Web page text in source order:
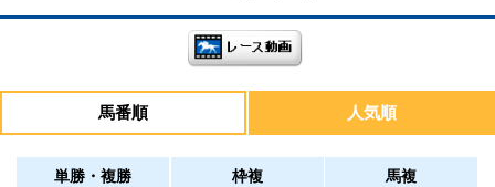
馬番順 人気順
単勝・複勝 枠複 馬複